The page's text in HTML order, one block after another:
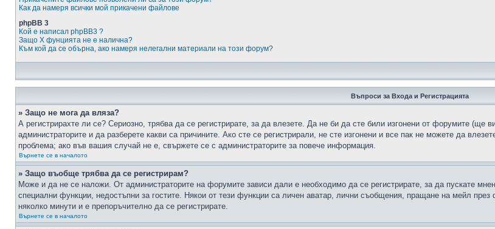
Как да намеря всички мой прикачени файлове
phpBB 3
Кой е написал phpBB3 ?
Защо X фунцията не е налична?
Към кой да се обърна, ако намеря нелегални материали на този форум?
Въпроси за Входа и Регистрацията
» Защо не мога да вляза?
А регистрирахте ли се? Сериозно, трябва да се регистрирате, за да влезете. Да не би да сте били изгонени от форумите (ще
администраторите и да разберете какви са причините. Ако сте се регистрирали, не сте изгонени и все пак не можете да
проблема; ако във вашия случай не е, свържете се с администраторите за повече информация.
Върнете се в началото
» Защо въобще трябва да се регистрирам?
Може и да не се наложи. От администраторите на форумите зависи дали е необходимо да се регистрирате, за да пускате
специални функции, недостъпни за гостите. Някои от тези функции са личен аватар, лични съобщения, пращане на мейл
няколко минути и е препоръчително да се регистрирате.
Върнете се в началото